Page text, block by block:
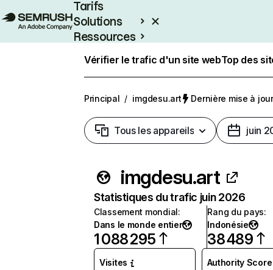
Tarifs
Solutions
Ressources
Vérifier le trafic d'un site webTop des
Principal / imgdesu.art Dernière mise à
Tous les appareils juin
imgdesu.art
Statistiques du trafic juin 2026
Classement mondial:
Dans le monde entier
1 088 295
Rang du pays:
Indonésie
38 489
Visites Authority Score